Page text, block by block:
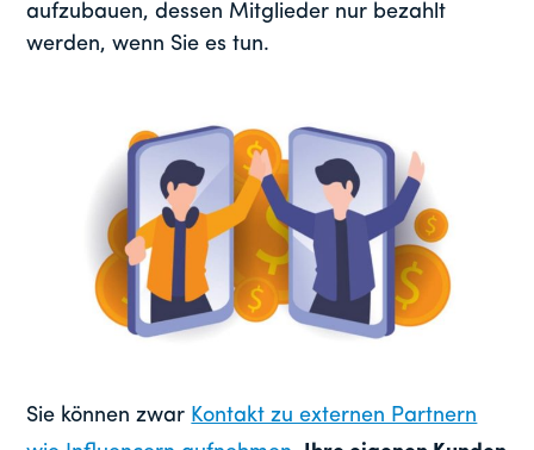
aufzubauen, dessen Mitglieder nur bezahlt
werden, wenn Sie es tun.
Sie können zwar Kontakt zu externen Partnern